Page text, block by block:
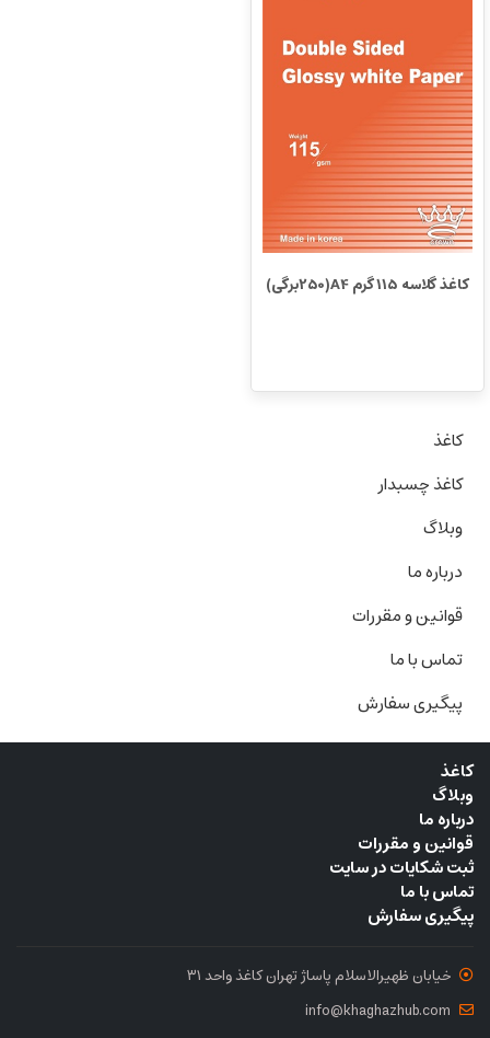
کاغذ گلاسه 115 گرم A4(250برگی)
کاغذ
کاغذ چسبدار
وبلاگ
درباره ما
قوانین و مقررات
تماس با ما
پیگیری سفارش
کاغذ
وبلاگ
درباره ما
قوانین و مقررات
ثبت شکایات در سایت
تماس با ما
پیگیری سفارش
خیابان ظهیرالاسلام ‌پاساژ تهران کاغذ واحد ۳۱